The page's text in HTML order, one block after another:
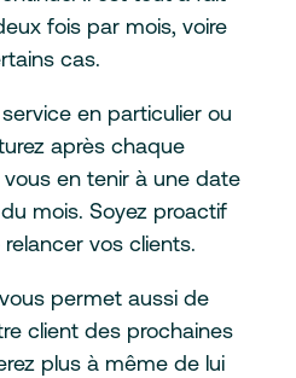
fois par mois, voire
cas.
en particulier ou
après chaque
en tenir à une date
mois. Soyez proactif
vos clients.
permet aussi de
client des prochaines
plus à même de lui